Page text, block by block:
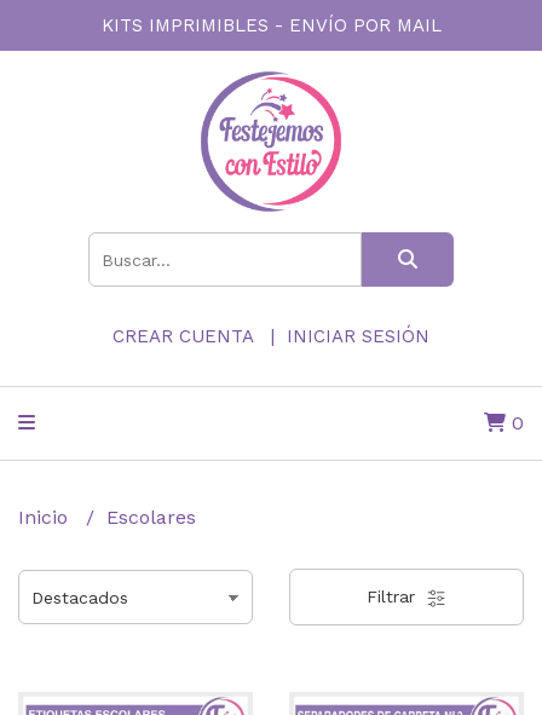
KITS IMPRIMIBLES - ENVÍO POR MAIL
CREAR CUENTA INICIAR SESIÓN
0
Inicio Escolares
Filtrar